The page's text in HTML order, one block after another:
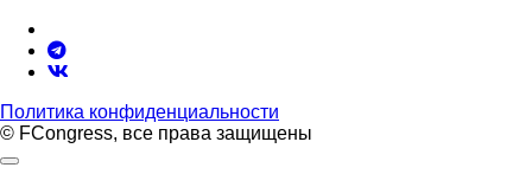
Политика конфиденциальности
© FCongress, все права защищены